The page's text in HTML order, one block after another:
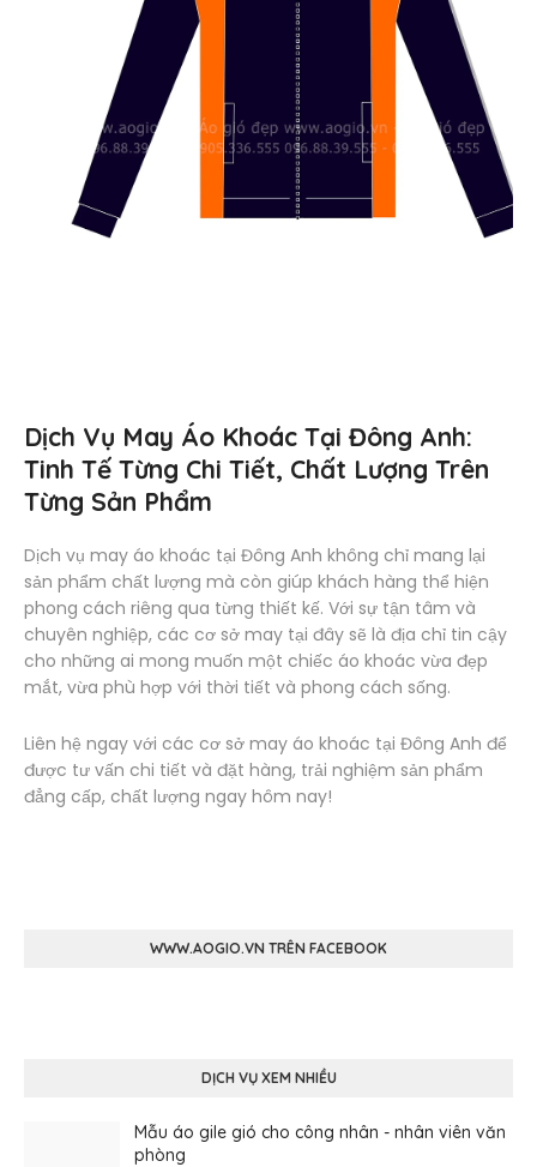
Dịch Vụ May Áo Khoác Tại Đông Anh:
Tinh Tế Từng Chi Tiết, Chất Lượng Trên
Từng Sản Phẩm
Dịch vụ may áo khoác tại Đông Anh không chỉ mang lại
sản phẩm chất lượng mà còn giúp khách hàng thể hiện
phong cách riêng qua từng thiết kế. Với sự tận tâm và
chuyên nghiệp, các cơ sở may tại đây sẽ là địa chỉ tin cậy
cho những ai mong muốn một chiếc áo khoác vừa đẹp
mắt, vừa phù hợp với thời tiết và phong cách sống.
Liên hệ ngay với các cơ sở may áo khoác tại Đông Anh để
được tư vấn chi tiết và đặt hàng, trải nghiệm sản phẩm
đẳng cấp, chất lượng ngay hôm nay!
WWW.AOGIO.VN TRÊN FACEBOOK
DỊCH VỤ XEM NHIỀU
Mẫu áo gile gió cho công nhân - nhân viên văn
phòng